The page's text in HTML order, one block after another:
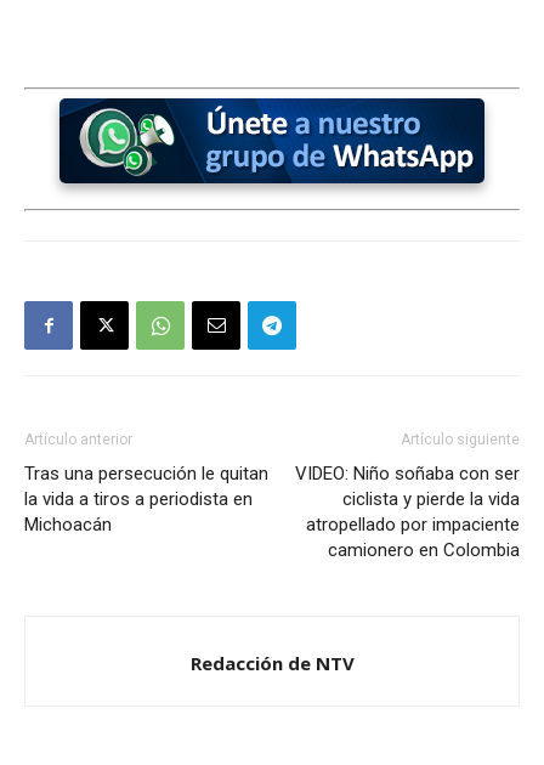
Artículo anterior
Tras una persecución le quitan
la vida a tiros a periodista en
Michoacán
Artículo siguiente
VIDEO: Niño soñaba con ser
ciclista y pierde la vida
atropellado por impaciente
camionero en Colombia
Redacción de NTV